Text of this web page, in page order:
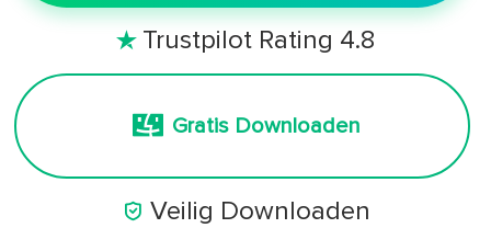
 Trustpilot Rating 4.8
Gratis Downloaden
 Veilig Downloaden